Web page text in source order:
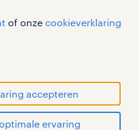
of onze cookieverklaring
accepteren
ervaring
en SHAPING THE